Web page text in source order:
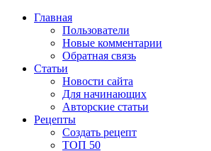
Главная
Пользователи
Новые комментарии
Обратная связь
Статьи
Новости сайта
Для начинающих
Авторские статьи
Рецепты
Создать рецепт
ТОП 50